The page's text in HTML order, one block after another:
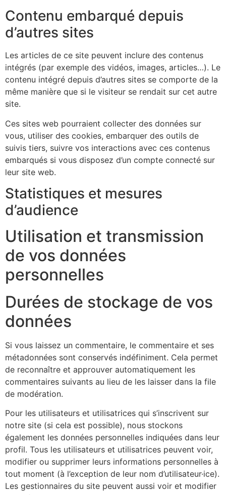
Contenu embarqué depuis
d’autres sites
Les articles de ce site peuvent inclure des contenus
intégrés (par exemple des vidéos, images, articles…). Le
contenu intégré depuis d’autres sites se comporte de la
même manière que si le visiteur se rendait sur cet autre
site.
Ces sites web pourraient collecter des données sur
vous, utiliser des cookies, embarquer des outils de
suivis tiers, suivre vos interactions avec ces contenus
embarqués si vous disposez d’un compte connecté sur
leur site web.
Statistiques et mesures
d’audience
Utilisation et transmission
de vos données
personnelles
Durées de stockage de vos
données
Si vous laissez un commentaire, le commentaire et ses
métadonnées sont conservés indéfiniment. Cela permet
de reconnaître et approuver automatiquement les
commentaires suivants au lieu de les laisser dans la file
de modération.
Pour les utilisateurs et utilisatrices qui s’inscrivent sur
notre site (si cela est possible), nous stockons
également les données personnelles indiquées dans leur
profil. Tous les utilisateurs et utilisatrices peuvent voir,
modifier ou supprimer leurs informations personnelles à
tout moment (à l’exception de leur nom d’utilisateur·ice).
Les gestionnaires du site peuvent aussi voir et modifier